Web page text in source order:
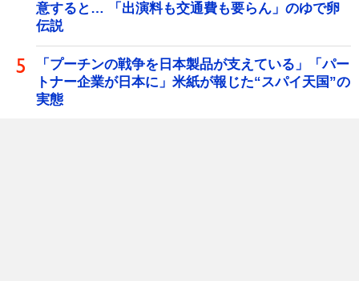
意すると… 「出演料も交通費も要らん」のゆで卵
伝説
「プーチンの戦争を日本製品が支えている」「パー
トナー企業が日本に」米紙が報じた“スパイ天国”の
実態